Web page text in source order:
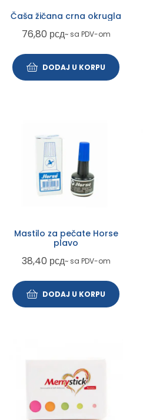
Čaša žičana crna okrugla
76,80 рсд~ sa PDV-om
DODAJ U KORPU
Mastilo za pečate Horse
plavo
38,40 рсд~ sa PDV-om
DODAJ U KORPU